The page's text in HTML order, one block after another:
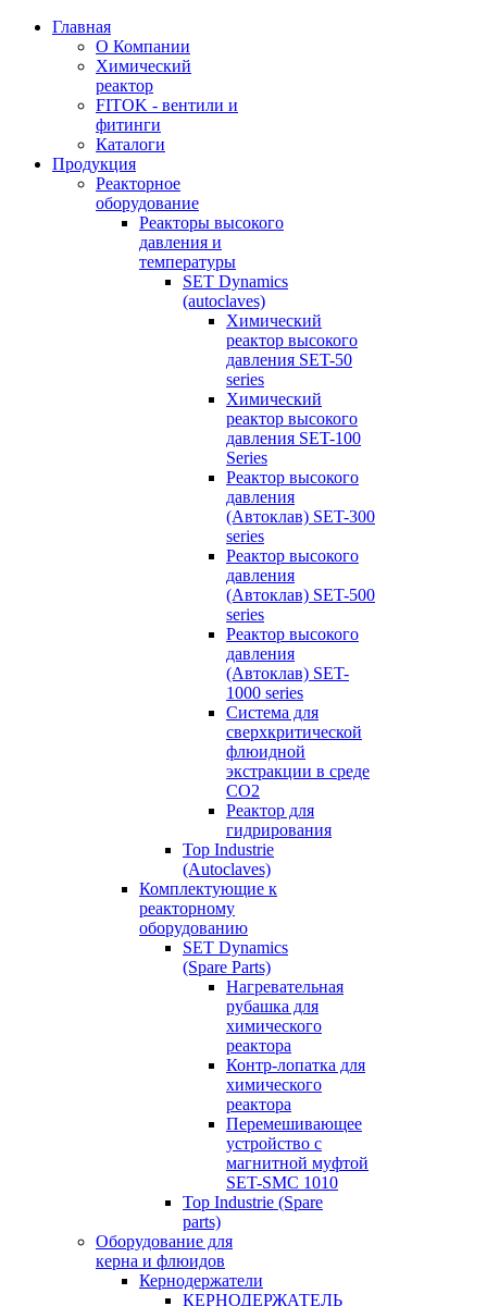
Главная
О Компании
Химический
реактор
FITOK - вентили и
фитинги
Каталоги
Продукция
Реакторное
оборудование
Реакторы высокого
давления и
температуры
SET Dynamics
(autoclaves)
Химический
реактор высокого
давления SET-50
series
Химический
реактор высокого
давления SET-100
Series
Реактор высокого
давления
(Автоклав) SET-300
series
Реактор высокого
давления
(Автоклав) SET-500
series
Реактор высокого
давления
(Автоклав) SET-
1000 series
Система для
сверхкритической
флюидной
экстракции в среде
СО2
Реактор для
гидрирования
Top Industrie
(Autoclaves)
Комплектующие к
реакторному
оборудованию
SET Dynamics
(Spare Parts)
Нагревательная
рубашка для
химического
реактора
Контр-лопатка для
химического
реактора
Перемешивающее
устройство с
магнитной муфтой
SET-SMC 1010
Top Industrie (Spare
parts)
Оборудование для
керна и флюидов
Кернодержатели
КЕРНОДЕРЖАТЕЛЬ